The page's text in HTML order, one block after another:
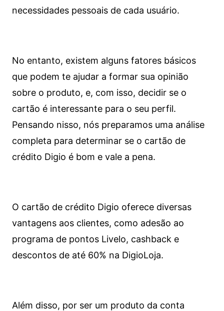
necessidades pessoais de cada usuário.
No entanto, existem alguns fatores básicos
que podem te ajudar a formar sua opinião
sobre o produto, e, com isso, decidir se o
cartão é interessante para o seu perfil.
Pensando nisso, nós preparamos uma análise
completa para determinar se o cartão de
crédito Digio é bom e vale a pena.
O cartão de crédito Digio oferece diversas
vantagens aos clientes, como adesão ao
programa de pontos Livelo, cashback e
descontos de até 60% na DigioLoja.
Além disso, por ser um produto da conta